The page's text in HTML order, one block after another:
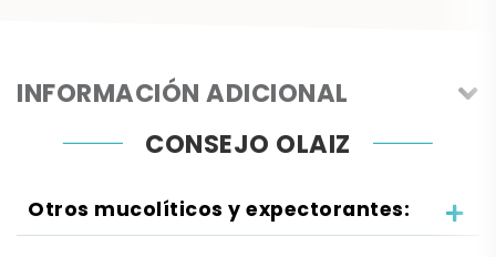
INFORMACIÓN ADICIONAL
CONSEJO OLAIZ
Otros mucolíticos y expectorantes: